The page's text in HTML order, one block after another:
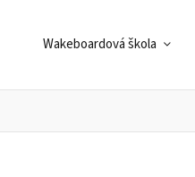
Wakeboardová škola